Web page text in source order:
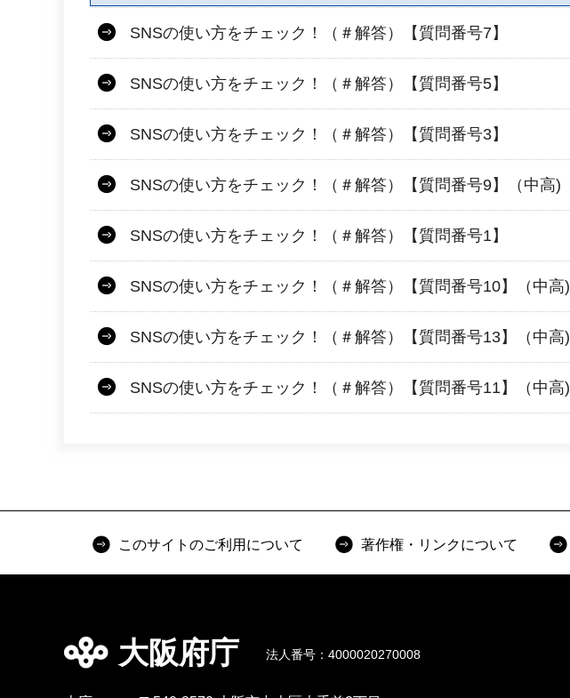
SNSの使い方をチェック！（＃解答）【質問番号7】
SNSの使い方をチェック！（＃解答）【質問番号5】
SNSの使い方をチェック！（＃解答）【質問番号3】
SNSの使い方をチェック！（＃解答）【質問番号9】（中高)
SNSの使い方をチェック！（＃解答）【質問番号1】
SNSの使い方をチェック！（＃解答）【質問番号10】（中高)
SNSの使い方をチェック！（＃解答）【質問番号13】（中高)
SNSの使い方をチェック！（＃解答）【質問番号11】（中高)
このサイトのご利用について 著作権・リンクについて
大阪府庁 法人番号：4000020270008